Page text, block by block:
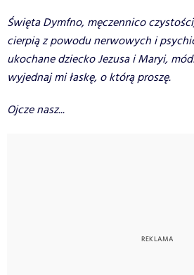
Święta Dymfno, męczennico
cierpią z powodu nerwowych i
ukochane dziecko Jezusa i Maryi,
wyjednaj mi łaskę, o którą proszę.
Ojcze nasz...